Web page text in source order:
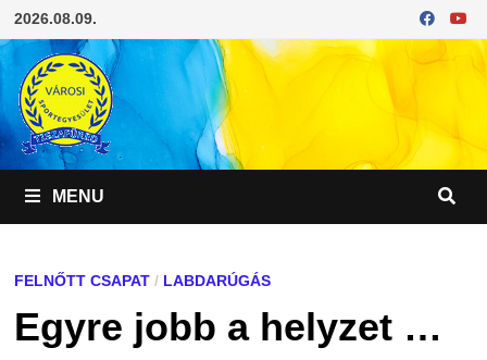
Skip
to
content
2026.08.09.
MENU
FELNŐTT CSAPAT/ LABDARÚGÁS
Egyre jobb a helyzet …